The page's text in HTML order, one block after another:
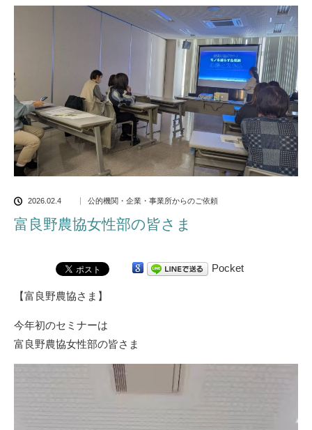
2026.02.4 公的機関・企業・事業所からのご依頼
富良野農協女性部の皆さま
Pocket
【富良野農協さま】
今年初のセミナーは
富良野農協女性部の皆さま